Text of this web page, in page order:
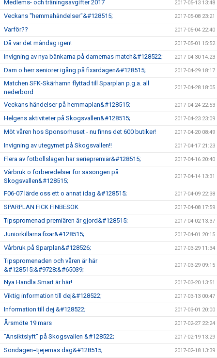
Medlems- och träningsavgifter 2017 2017-05-13 13:48
Veckans "hemmahändelser"&#128515; 2017-05-08 23:21
Varför?? 2017-05-04 22:40
Då var det måndag igen! 2017-05-01 15:52
Invigning av nya bänkarna på damernas match&#128522; 2017-04-30 14:23
Dam o herr seniorer igång på fixardagen&#128515; 2017-04-29 18:17
Matchen SFK-Skärhamn flyttad till Sparplan p.g.a. all
nederbörd
2017-04-28 18:05
Veckans händelser på hemmaplan&#128515; 2017-04-24 22:53
Helgens aktiviteter på Skogsvallen&#128515; 2017-04-23 23:09
Möt våren hos Sponsorhuset - nu finns det 600 butiker! 2017-04-20 08:49
Invigning av utegymet på Skogsvallen!! 2017-04-17 21:23
Flera av fotbollslagen har seriepremiär&#128515; 2017-04-16 20:40
Vårbruk o förberedelser för säsongen på
Skogsvallen&#128515;
2017-04-14 13:31
F06-07 lärde oss ett o annat idag &#128515; 2017-04-09 22:38
SPARPLAN FICK FINBESÖK 2017-04-08 17:59
Tipspromenad premiären är gjord&#128515; 2017-04-02 13:37
Juniorkillarna fixar&#128515; 2017-04-01 20:15
Vårbruk på Sparplan&#128526; 2017-03-29 11:34
Tipspromenaden och våren är här
&#128515;&#9728;&#65039;
2017-03-29 09:15
Nya Handla Smart är här! 2017-03-20 13:51
Viktig information till dej&#128522; 2017-03-13 00:47
Information till dej &#128522; 2017-03-01 20:00
Årsmöte 19 mars 2017-02-27 22:24
"Ansiktslyft" på Skogsvallen &#128522; 2017-02-19 13:29
Söndagen=tjejernas dag&#128515; 2017-02-18 13:39